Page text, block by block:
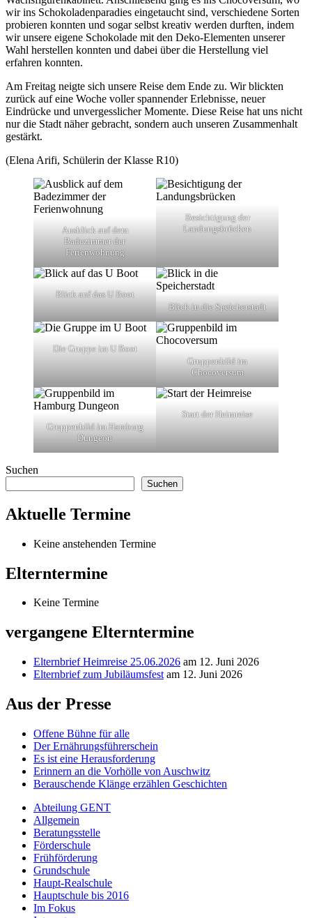
wir ins Schokoladenparadies eingetaucht sind, verschiedene Sorten
probieren konnten und sogar selbst kreativ werden durften, indem
wir unsere eigene Schokolade mit den Deko-Elementen unserer
Wahl herstellen konnten und dabei über die Herstellung viel
erfahren konnten.
Am Freitag neigte sich unsere Reise dem Ende zu. Wir blickten
zurück auf eine Woche voller spannender Erlebnisse, neuer
Eindrücke und unvergesslicher Momente. Diese Reise hat uns nicht
nur die Stadt näher gebracht, sondern auch unseren Zusammenhalt
gestärkt.
(Elena Arifi, Schülerin der Klasse R10)
Ausblick auf dem
Badezimmer der
Ferienwohnung
Besichtigung der
Landungsbrücken
Blick auf das U Boot
Blick in die Speicherstadt
Die Gruppe im U Boot
Gruppenbild im
Chocoversum
Gruppenbild im Hamburg
Dungeon
Start der Heimreise
zur
zurückspringen
Suchen
Suchen
Aktuelle Termine
Keine anstehenden Termine
Elterntermine
Keine Termine
vergangene Elterntermine
Elternbrief Heimreise 25.06.2026 am 12. Juni 2026
Elternbrief zum Jubiläumsfest am 12. Juni 2026
Aus der Presse
Offene Bühne für alle
Der Ernährungsführerschein
Es ist eine Herausforderung
Erinnern an die Vorhölle von Auschwitz
Berauschende Klänge erzählen Geschichten
Abteilung GENT
Allgemein
Beratungsstelle
Förderschule
Frühförderung
Grundschule
Haupt-Realschule
Hauptschule bis 2016
Im Fokus